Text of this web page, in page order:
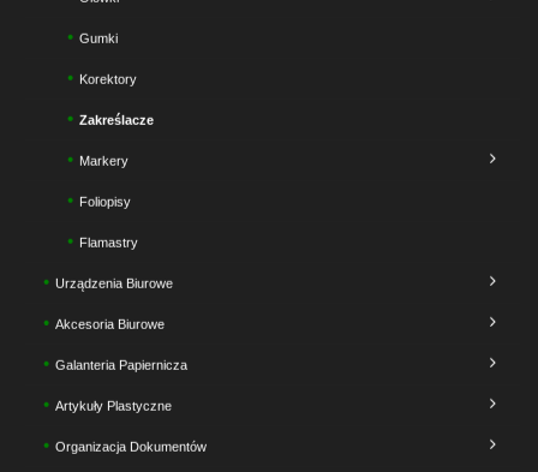
Gumki
Korektory
Zakreślacze
Markery
Foliopisy
Flamastry
Urządzenia Biurowe
Akcesoria Biurowe
Galanteria Papiernicza
Artykuły Plastyczne
Organizacja Dokumentów